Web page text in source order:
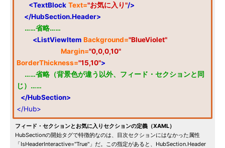
<TextBlock Text="お気に入り"/>
</HubSection.Header>
……省略……
<ListViewItem Background="BlueViolet"
Margin="0,0,0,10"
BorderThickness="15,10">
……省略（背景色が違う以外、フィード・セクションと同
じ）……
</HubSection>
</Hub>
フィード・セクションとお気に入りセクションの定義（XAML）
HubSectionの開始タグで特徴的なのは、目次セクションにはなかった属性
「IsHeaderInteractive="True"」だ。この指定があると、HubSection.Header